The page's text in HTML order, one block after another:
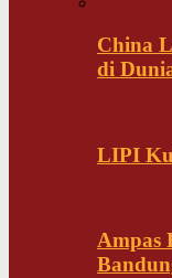
China
di
LIPI
Ampas